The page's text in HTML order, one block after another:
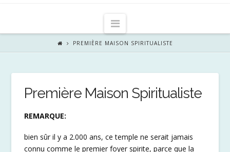
Navigation
PREMIÈRE MAISON SPIRITUALISTE
Première Maison Spiritualiste
REMARQUE:
bien sûr il y a 2.000 ans, ce temple ne serait jamais
connu comme le premier foyer spirite, parce que la